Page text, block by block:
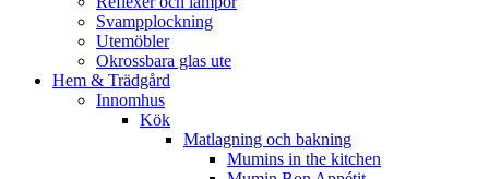
Svampplockning
Utemöbler
Okrossbara glas ute
Hem & Trädgård
Innomhus
Kök
Matlagning och bakning
Mumins in the kitchen